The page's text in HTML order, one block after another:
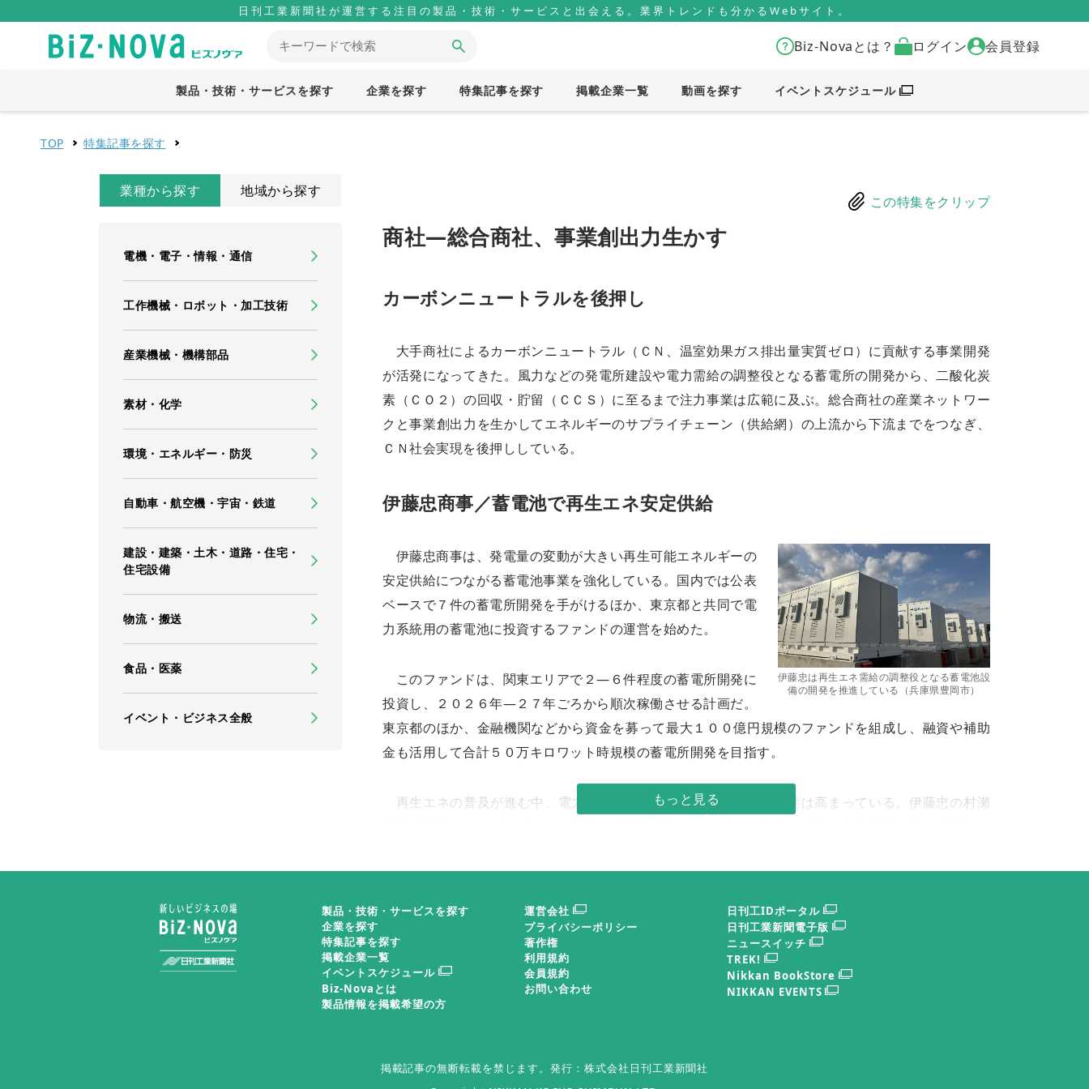
日刊工業新聞社が運営する注目の製品・技術・サービスと出会える。業界トレンドも分かるWebサイト。
Biz-Novaとは？ ログイン 会員登録
製品・技術・サービスを探す 企業を探す 特集記事を探す 掲載企業一覧 動画を探す イベントスケジュール
TOP 特集記事を探す
業種から探す 地域から探す
電機・電子・情報・通信
工作機械・ロボット・加工技術
産業機械・機構部品
素材・化学
環境・エネルギー・防災
自動車・航空機・宇宙・鉄道
建設・建築・土木・道路・住宅・
住宅設備
物流・搬送
食品・医薬
イベント・ビジネス全般
この特集をクリップ
商社―総合商社、事業創出力生かす
カーボンニュートラルを後押し
大手商社によるカーボンニュートラル（ＣＮ、温室効果ガス排出量実質ゼロ）に貢献する事業開発
が活発になってきた。風力などの発電所建設や電力需給の調整役となる蓄電所の開発から、二酸化炭
素（ＣＯ２）の回収・貯留（ＣＣＳ）に至るまで注力事業は広範に及ぶ。総合商社の産業ネットワー
クと事業創出力を生かしてエネルギーのサプライチェーン（供給網）の上流から下流までをつなぎ、
ＣＮ社会実現を後押ししている。
伊藤忠商事／蓄電池で再生エネ安定供給
伊藤忠は再生エネ需給の調整役となる蓄電池設
備の開発を推進している（兵庫県豊岡市）
伊藤忠商事は、発電量の変動が大きい再生可能エネルギーの
安定供給につながる蓄電池事業を強化している。国内では公表
ベースで７件の蓄電所開発を手がけるほか、東京都と共同で電
力系統用の蓄電池に投資するファンドの運営を始めた。
このファンドは、関東エリアで２―６件程度の蓄電所開発に
投資し、２０２６年―２７年ごろから順次稼働させる計画だ。
東京都のほか、金融機関などから資金を募って最大１００億円規模のファンドを組成し、融資や補助
金も活用して合計５０万キロワット時規模の蓄電所開発を目指す。
再生エネの普及が進む中、電力需給の調整役となる蓄電池の重要性は高まっている。伊藤忠の村瀬
伊藤忠は家庭用蓄電池の販売にも力を入れており、累計出荷台数は約６万台に上る。資本提携先の
米ルナーエナジーの人工知能（ＡＩ）が太陽光発電量の予測や電力消費パターンを基に充放電を最適
制御する。再生エネの固定価格買い取り制度（ＦＩＴ）が１９年以降順次終了することを見据えて強
化したシステムが、電力の自家消費ニーズを捉えて販売を伸ばしている。
製品・技術・サービスを探す
企業を探す
特集記事を探す
掲載企業一覧
イベントスケジュール
Biz-Novaとは
製品情報を掲載希望の方
運営会社
プライバシーポリシー
著作権
利用規約
会員規約
お問い合わせ
日刊工IDポータル
日刊工業新聞電子版
ニュースイッチ
TREK!
Nikkan BookStore
NIKKAN EVENTS
掲載記事の無断転載を禁じます。 発行：株式会社日刊工業新聞社